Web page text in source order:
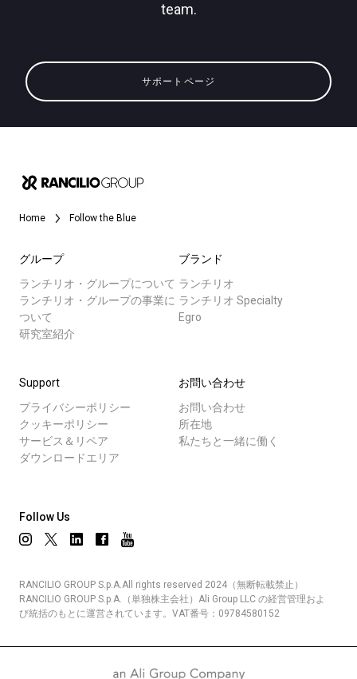
team.
サポートページ
Home Follow the Blue
グループ
ランチリオ・グループについて
ランチリオ・グループの事業に
ついて
研究室紹介
ブランド
ランチリオ
ランチリオ Specialty
Egro
Support
プライバシーポリシー
クッキーポリシー
サービス＆リペア
ダウンロードエリア
お問い合わせ
お問い合わせ
所在地
私たちと一緒に働く
Follow Us
RANCILIO GROUP S.p.A.All rights reserved 2024（無断転載禁止）
RANCILIO GROUP S.p.A.（単独株主会社）Ali Group LLC の経営管理およ
び統括のもとに運営されています。VAT番号：09784580152
プライバシーポリシー